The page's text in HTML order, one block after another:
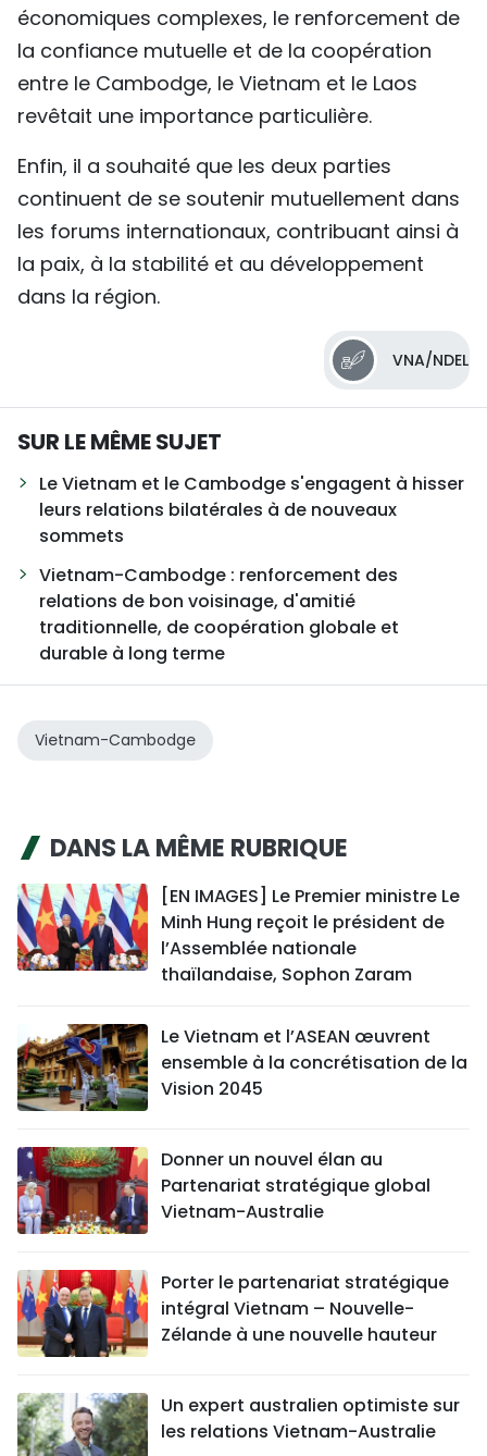
économiques complexes, le renforcement de
la confiance mutuelle et de la coopération
entre le Cambodge, le Vietnam et le Laos
revêtait une importance particulière.
Enfin, il a souhaité que les deux parties
continuent de se soutenir mutuellement dans
les forums internationaux, contribuant ainsi à
la paix, à la stabilité et au développement
dans la région.
VNA/NDEL
SUR LE MÊME SUJET
Le Vietnam et le Cambodge s'engagent à hisser
leurs relations bilatérales à de nouveaux
sommets
Vietnam-Cambodge : renforcement des
relations de bon voisinage, d'amitié
traditionnelle, de coopération globale et
durable à long terme
Vietnam-Cambodge
DANS LA MÊME RUBRIQUE
[EN IMAGES] Le Premier ministre Le
Minh Hung reçoit le président de
l’Assemblée nationale
thaïlandaise, Sophon Zaram
Le Vietnam et l’ASEAN œuvrent
ensemble à la concrétisation de la
Vision 2045
Donner un nouvel élan au
Partenariat stratégique global
Vietnam-Australie
Porter le partenariat stratégique
intégral Vietnam – Nouvelle-
Zélande à une nouvelle hauteur
Un expert australien optimiste sur
les relations Vietnam-Australie